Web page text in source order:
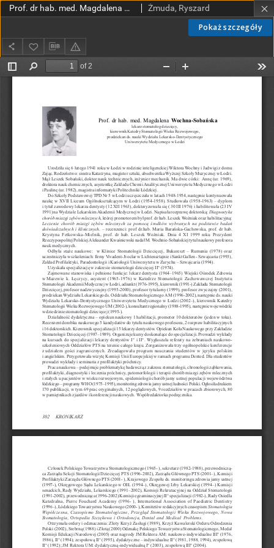
Pokaż szczegóły
Prof. dr hab. med. Magdalena Wochna-Sobańska lekarz stomatolog dziecięcy kierownik Katedry Stomatologii Wieku Rozwojowego prodziekan ds. nauki Wydziału Lekarsko-Dentystycznego Uniwersytetu Medycznego w Łodzi Żmuda, Ryszard